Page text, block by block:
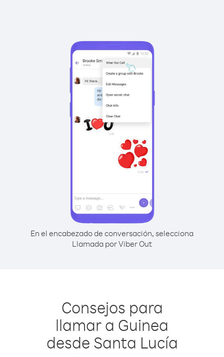
En el encabezado de conversación, selecciona
Llamada por Viber Out
Consejos para
llamar a Guinea
desde Santa Lucía